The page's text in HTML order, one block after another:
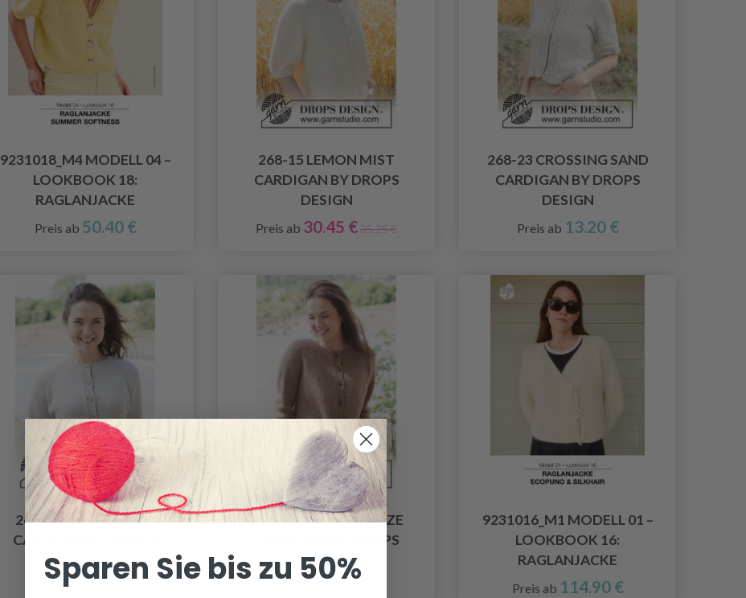
9231018_M4 MODELL 04 –
LOOKBOOK 18:
RAGLANJACKE
Preis ab 50.40 €
268-15 LEMON MIST
CARDIGAN BY DROPS
DESIGN
Preis ab 30.45 €35.25 €
268-23 CROSSING SAND
CARDIGAN BY DROPS
DESIGN
Preis ab 13.20 €
264-16 FROST PETAL
CARDIGAN BY DROPS
DESIGN
Preis ab
262-22 CARAMEL HAZE
CARDIGAN BY DROPS
DESIGN
9231016_M1 MODELL 01 –
LOOKBOOK 16:
RAGLANJACKE
Preis ab 114.90 €
Sparen Sie bis zu 50%